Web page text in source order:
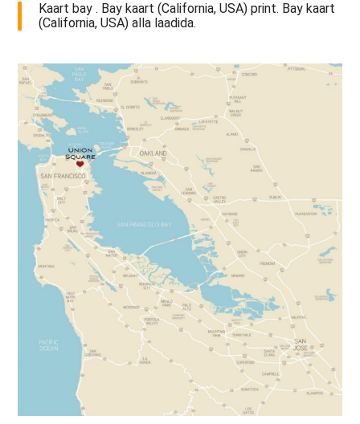
Kaart bay . Bay kaart (California, USA) print. Bay kaart
(California, USA) alla laadida.